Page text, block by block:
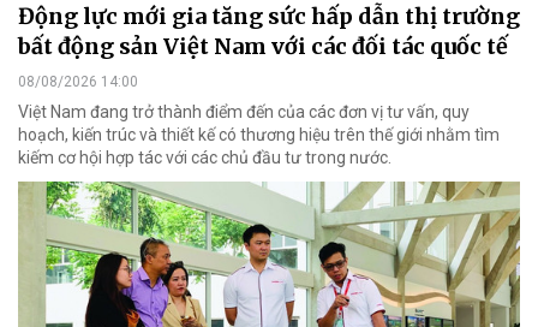
Động lực mới gia tăng sức hấp dẫn thị trường
bất động sản Việt Nam với các đối tác quốc tế
08/08/2026 14:00
Việt Nam đang trở thành điểm đến của các đơn vị tư vấn, quy
hoạch, kiến trúc và thiết kế có thương hiệu trên thế giới nhằm tìm
kiếm cơ hội hợp tác với các chủ đầu tư trong nước.